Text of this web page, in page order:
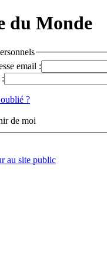
du Monde
email :
?
de moi
au site public